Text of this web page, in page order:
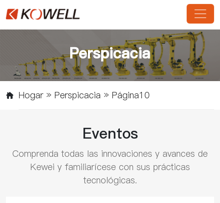
Perspicacia
Hogar» Perspicacia » Página10
Eventos
Comprenda todas las innovaciones y avances de
Kewei y familiarícese con sus prácticas
tecnológicas.